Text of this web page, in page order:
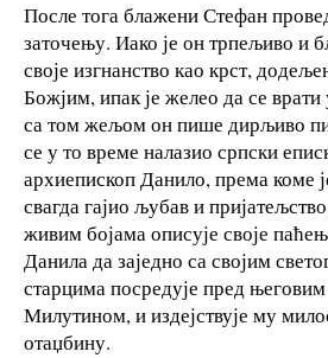
После тога блажени Стефан
заточењу. Иако је он трпељиво и
своје изгнанство као крст,
Божјим, ипак је желео да се врати
са том жељом он пише дирљиво
се у то време налазио српски
архиепископ Данило, према коме
свагда гајио љубав и
живим бојама описује своје
Данила да заједно са својим
старцима посредује пред
Милутином, и издејствује му
отаџбину.